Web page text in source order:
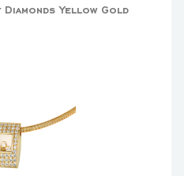
Diamonds Yellow Gold